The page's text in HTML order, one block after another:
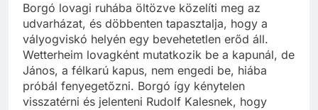
Borgó lovagi ruhába öltözve közelíti meg az
udvarházat, és döbbenten tapasztalja, hogy a
vályogviskó helyén egy bevehetetlen erőd áll.
Wetterheim lovagként mutatkozik be a kapunál, de
János, a félkarú kapus, nem engedi be, hiába
próbál fenyegetőzni. Borgó így kénytelen
visszatérni és jelenteni Rudolf Kalesnek, hogy